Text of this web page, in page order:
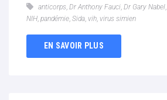
anticorps, Dr Anthony Fauci, Dr Gary Nabel,
NIH, pandémie, Sida, vih, virus simien
EN SAVOIR PLUS